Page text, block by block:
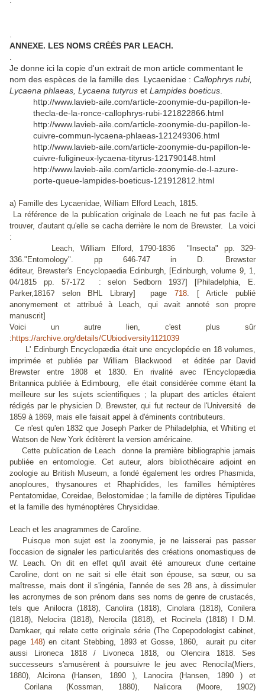
ANNEXE. LES NOMS CRÉÉS PAR LEACH.
Je donne ici la copie d'un extrait de mon article commentant le
nom des espèces de la famille des Lycaenidae : Callophrys rubi,
Lycaena phlaeas, Lycaena tutyrus et Lampides boeticus
http://www.lavieb-aile.com/article-zoonymie-du-papillon-le-
thecla-de-la-ronce-callophrys-rubi-121822866.html
http://www.lavieb-aile.com/article-zoonymie-du-papillon-le-
cuivre-commun-lycaena-phlaeas-121249306.html
http://www.lavieb-aile.com/article-zoonymie-du-papillon-le-
cuivre-fuligineux-lycaena-tityrus-121790148.html
http://www.lavieb-aile.com/article-zoonymie-de-l-azure-
porte-queue-lampides-boeticus-121912812.html
a) Famille des Lycaenidae, William Elford Leach, 1815.
La référence de la publication originale de Leach ne fut pas facile à
trouver, d'autant qu'elle se cacha derrière le nom de Brewster. La voici
:
Leach, William Elford, 1790-1836 "Insecta" pp. 329-
336."Entomology". pp 646-747 in D. Brewster
éditeur, Brewster's Encyclopaedia Edinburgh, [Edinburgh, volume 9, 1,
04/1815 pp. 57-172 : selon Sedborn 1937] [Philadelphia, E.
Parker,1816? selon BHL Library] page 718. [ Article publié
anonymement et attribué à Leach, qui avait annoté son propre
manuscrit]
Voici un autre lien, c'est plus sûr
: https://archive.org/details/CUbiodiversity1121039
L' Edinburgh Encyclopædia était une encyclopédie en 18 volumes,
imprimée et publiée par William Blackwood et éditée par David
Brewster entre 1808 et 1830. En rivalité avec l'Encyclopædia
Britannicapubliée à Edimbourg, elle était considérée comme étant la
meilleure sur les sujets scientifiques ; la plupart des articles étaient
rédigés par le physicien D. Brewster, qui fut recteur de l'Université de
1859 à 1869, mais elle faisait appel à d'éminents contributeurs.
Ce n'est qu'en 1832 que Joseph Parker de Philadelphia, et Whiting et
Watson de New York éditèrent la version américaine.
Cette publication de Leach donne la première bibliographie jamais
publiée en entomologie. Cet auteur, alors bibliothécaire adjoint en
zoologie au British Museum, a fondé également les ordres Phasmida,
anoploures, thysanoures et Rhaphidides, les familles hémiptères
Pentatomidae, Coreidae, Belostomidae ; la famille de diptères Tipulidae
et la famille des hyménoptères Chrysididae.
Leach et les anagrammes de Caroline.
Puisque mon sujet est la zoonymie, je ne laisserai pas passer
l'occasion de signaler les particularités des créations onomastiques de
W. Leach. On dit en effet qu'il avait été amoureux d'une certaine
Caroline, dont on ne sait si elle était son épouse, sa sœur, ou sa
maîtresse, mais dont il s'ingénia, l'année de ses 28 ans, à dissimuler
les acronymes de son prénom dans ses noms de genre de crustacés,
tels que Anilocra (1818), Canolira (1818), Cinolara (1818), Conilera
(1818), Nelocira (1818), Nerocila (1818), et Rocinela (1818)! D.M.
Damkaer, qui relate cette originale série (The Copepodologist cabinet,
page 148) en citant Stebbing, 1893 et Gosse, 1860, aurait pu citer
aussi
Lironeca1818 / Livoneca1818, ouOlencira1818. Ses
successeurs s'amusèrent à poursuivre le jeu avec
Renocila(Miers,
1880),Alcirona(Hansen, 1890 ), Lanocira(Hansen, 1890 ) et
Corilana(Kossman, 1880), Nalicora(Moore, 1902)